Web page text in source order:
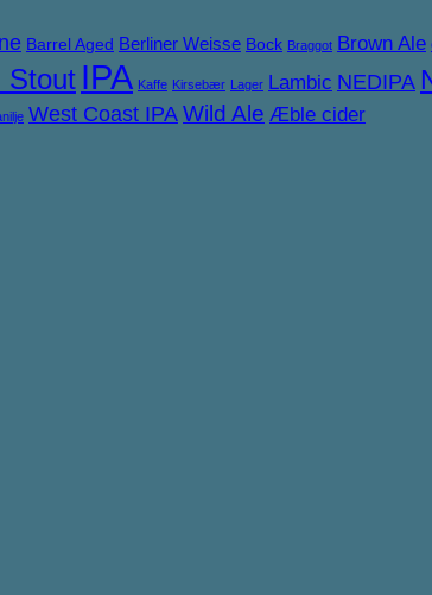
Barrel Aged Berliner Weisse Bock Braggot Brown Ale
Stout IPA Kaffe Kirsebær Lager Lambic NEDIPA
West Coast IPAWild Ale Æble cider